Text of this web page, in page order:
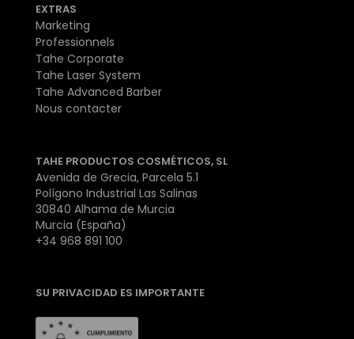
EXTRAS
Marketing
Professionnels
Tahe Corporate
Tahe Laser System
Tahe Advanced Barber
Nous contacter
TAHE PRODUCTOS COSMÉTICOS, SL
Avenida de Grecia, Parcela 5.1
Polígono Industrial Las Salinas
30840 Alhama de Murcia
Murcia (España)
+34 968 891 100
SU PRIVACIDAD ES IMPORTANTE